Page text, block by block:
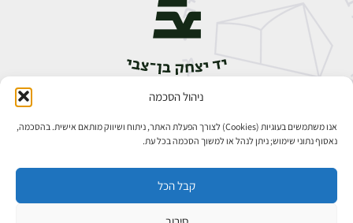
ניהול הסכמה
אנו משתמשים בעוגיות (Cookies) לצורך הפעלת האתר, ניתוח ושיווק מותאם אישית. בהסכמה,
נאסוף נתוני שימוש; ניתן לנהל או למשוך הסכמה בכל עת.
קבל הכל
אבן גבירול 14, רחביה, ירושלים